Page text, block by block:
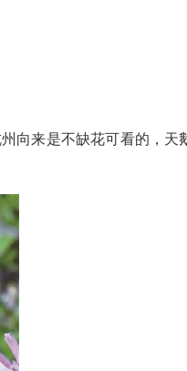
向来是不缺花可看的，天